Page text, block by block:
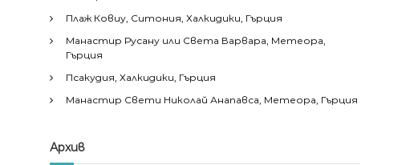
Плаж Ковиу, Ситония, Халкидики, Гърция
Манастир Русану или Света Варвара, Метеора,
Гърция
Псакудия, Халкидики, Гърция
Манастир Свети Николай Анапавса, Метеора, Гърция
Архив